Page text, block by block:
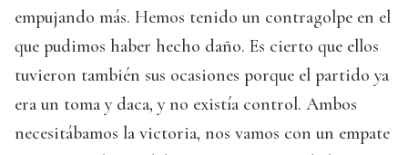
empujando más. Hemos tenido un contragolpe en el
que pudimos haber hecho daño. Es cierto que ellos
tuvieron también sus ocasiones porque el partido ya
era un toma y daca, y no existía control. Ambos
necesitábamos la victoria, nos vamos con un empate